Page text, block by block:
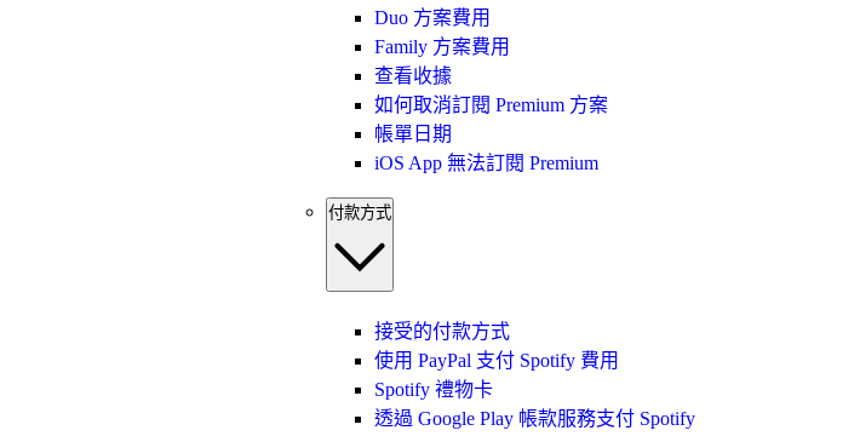
Duo 方案費用
Family 方案費用
查看收據
如何取消訂閱 Premium 方案
帳單日期
iOS App 無法訂閱 Premium
付款方式
接受的付款方式
使用 PayPal 支付 Spotify 費用
Spotify 禮物卡
透過 Google Play 帳款服務支付 Spotify